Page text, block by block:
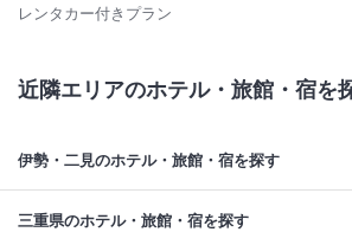
レンタカー付きプラン
近隣エリアのホテル・旅館・宿を
伊勢・二見のホテル・旅館・宿を探す
三重県のホテル・旅館・宿を探す